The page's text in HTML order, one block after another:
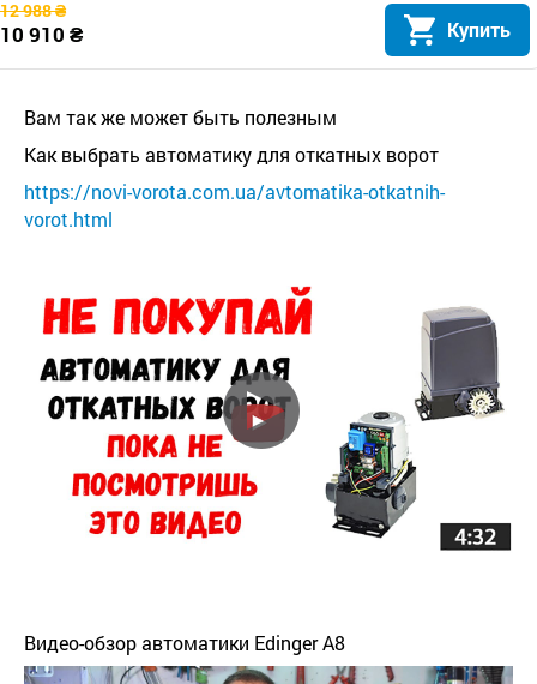
12 988 ₴
10 910 ₴ Купить
Вам так же может быть полезным
Как выбрать автоматику для откатных ворот
https://novi-vorota.com.ua/avtomatika-otkatnih-
vorot.html
Видео-обзор автоматики Edinger A8